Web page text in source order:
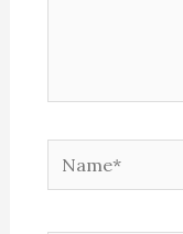
Name*